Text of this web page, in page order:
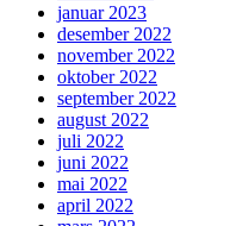
januar 2023
desember 2022
november 2022
oktober 2022
september 2022
august 2022
juli 2022
juni 2022
mai 2022
april 2022